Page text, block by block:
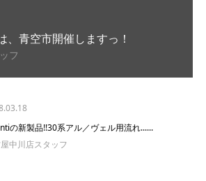
、青空市開催しますっ！
フ
の新製品!!30系アル／ヴェル用流れ......
中川店スタッフ